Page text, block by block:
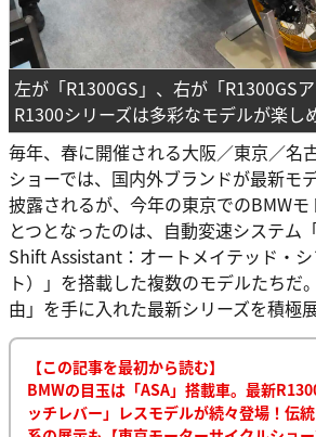
左が「R1300GS」、右が「R1300GS
R1300シリーズは多彩なモデルが楽し
毎年、春に開催される大阪／東京／名
ショーでは、国内外ブランドが最新モ
披露されるが、今年の東京でのBMW
とつとなったのは、自動変速システム
Shift Assistant：オートメイテッド・
ト）」を搭載した複数のモデルたちだ
由」を手に入れた最新シリーズを積極
【この記事を最初から読む】
BMWの目玉は「ASA」搭載車。最新
ッチレバー」レスモデルが続々登場！伝統